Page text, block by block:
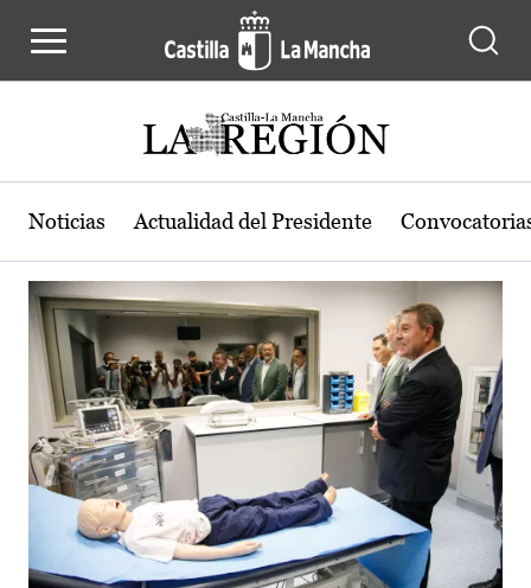
Actualidad de la región de Castilla-
Noticias Actualidad del Presidente